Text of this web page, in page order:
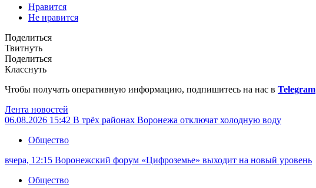
Нравится
Не нравится
Поделиться
Твитнуть
Поделиться
Класснуть
Чтобы получать оперативную информацию, подпишитесь на нас в Telegram
Лента новостей
06.08.2026 15:42 В трёх районах Воронежа отключат холодную воду
Общество
вчера, 12:15 Воронежский форум «Цифроземье» выходит на новый уровень
Общество